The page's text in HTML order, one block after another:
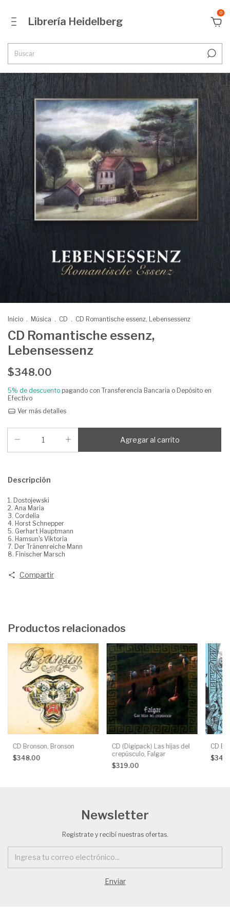
Librería Heidelberg
0
Inicio . Música . CD . CD Romantische essenz, Lebensessenz
CD Romantische essenz,
Lebensessenz
$348.00
5% de descuento pagando con Transferencia Bancaria o Depósito en
Efectivo
Ver más detalles
Descripción
1. Dostojewski
2. Ana Maria
3. Cordelia
4. Horst Schnepper
5. Gerhart Hauptmann
6. Hamsun's Viktoria
7. Der Tränenreiche Mann
8. Finischer Marsch
Compartir
Productos relacionados
CD Bronson, Bronson
$348.00
CD (Digipack) Las hijas del
crepúsculo, Falgar
$319.00
CD
Newsletter
Registrate y recibí nuestras ofertas.